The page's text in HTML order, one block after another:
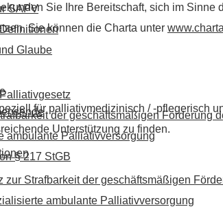
SAPV
Glaube
der geschäftsmäßigen Förderung
ambulante Palliativversorgung
§ 217 StGB
Sie Ihre Bereitschaft, sich im
Sie können die Charta unter
für palliativmedizinisch / -pflegerisch
Unterstützung zu finden.
zur Strafbarkeit der geschäftsmäßigen
ambulante Palliativversorgung